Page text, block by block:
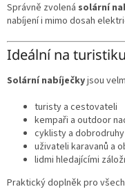
Správně zvolená solární
nabíjení i mimo dosah
Ideální na
Solární nabíječkyjsou
turisty a cestovateli
kempaři a outdoor
cyklisty a dobrodruhy
uživateli karavanů a
lidmi hledajícími
Praktický doplněk pro